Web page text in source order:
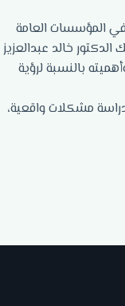
في المؤسسات العامة
خالد عبدالعزيز
بالنسبة لرؤية
مشكلات واقعية،